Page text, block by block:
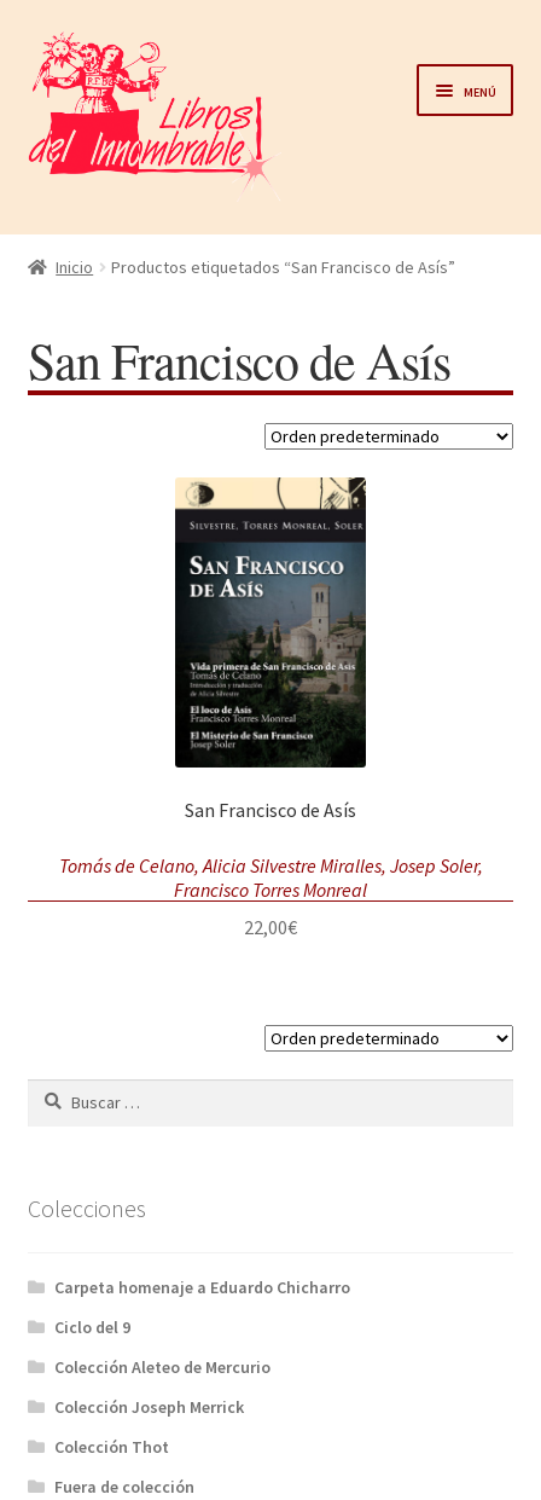
navegación
al
contenido
Menú
Home
Noticias
Inicio Productos etiquetados “San Francisco de Asís”
San Francisco de Asís
San Francisco de Asís
Tomás de Celano, Alicia Silvestre Miralles, Josep Soler,
Francisco Torres Monreal
22,00€
Buscar:
Colecciones
Carpeta homenaje a Eduardo Chicharro
Ciclo del 9
Colección Aleteo de Mercurio
Colección Joseph Merrick
Colección Thot
Fuera de colección